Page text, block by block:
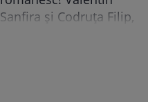
Sanfira și Codruța Filip,